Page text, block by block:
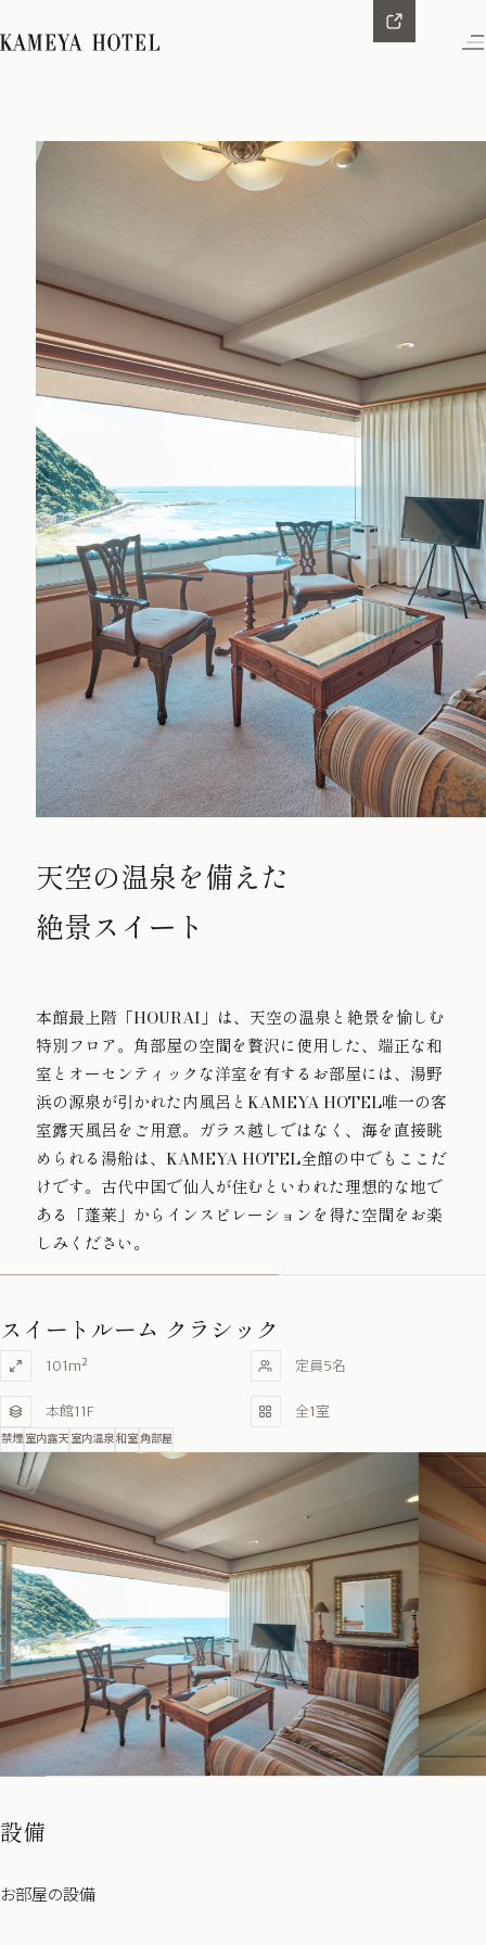
天空の温泉を備えた
絶景スイート
本館最上階「HOURAI」は、天空の温泉と絶景を愉しむ
特別フロア。 角部屋の空間を贅沢に使用した、 端正な和
室とオーセンティックな洋室を有するお部屋には、 湯野
浜の源泉が引かれた内風呂とKAMEYA HOTEL唯一の客
室露天風呂をご用意。 ガラス越しではなく、海を直接眺
められる湯船は、 KAMEYA HOTEL全館の中でもここだ
けです。 古代中国で仙人が住むといわれた理想的な地で
ある 「蓬莱」からインスピレーションを得た空間をお楽
しみください。
スイートルーム クラシック
101m² 定員5名
本館11F 全1室
禁煙 室内露天 室内温泉和室角部屋
設備
お部屋の設備